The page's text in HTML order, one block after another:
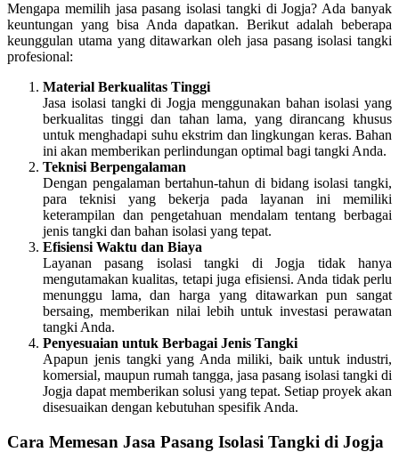
Mengapa memilih jasa pasang isolasi tangki di Jogja? Ada banyak
keuntungan yang bisa Anda dapatkan. Berikut adalah beberapa
keunggulan utama yang ditawarkan oleh jasa pasang isolasi tangki
profesional:
Material Berkualitas Tinggi
Jasa isolasi tangki di Jogja menggunakan bahan isolasi yang
berkualitas tinggi dan tahan lama, yang dirancang khusus
untuk menghadapi suhu ekstrim dan lingkungan keras. Bahan
ini akan memberikan perlindungan optimal bagi tangki Anda.
Teknisi Berpengalaman
Dengan pengalaman bertahun-tahun di bidang isolasi tangki,
para teknisi yang bekerja pada layanan ini memiliki
keterampilan dan pengetahuan mendalam tentang berbagai
jenis tangki dan bahan isolasi yang tepat.
Efisiensi Waktu dan Biaya
Layanan pasang isolasi tangki di Jogja tidak hanya
mengutamakan kualitas, tetapi juga efisiensi. Anda tidak perlu
menunggu lama, dan harga yang ditawarkan pun sangat
bersaing, memberikan nilai lebih untuk investasi perawatan
tangki Anda.
Penyesuaian untuk Berbagai Jenis Tangki
Apapun jenis tangki yang Anda miliki, baik untuk industri,
komersial, maupun rumah tangga, jasa pasang isolasi tangki di
Jogja dapat memberikan solusi yang tepat. Setiap proyek akan
disesuaikan dengan kebutuhan spesifik Anda.
Cara Memesan Jasa Pasang Isolasi Tangki di Jogja